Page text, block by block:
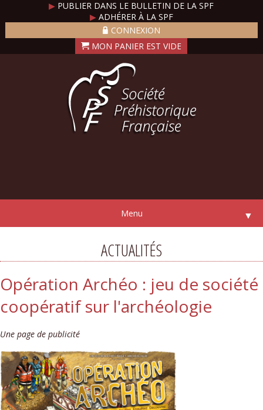
▶ PUBLIER DANS LE BULLETIN DE LA SPF
▶ADHÉRER À LA SPF
CONNEXION
Menu ▼
ACTUALITÉS
Opération Archéo : jeu de société
coopératif sur l'archéologie
Une page de publicité